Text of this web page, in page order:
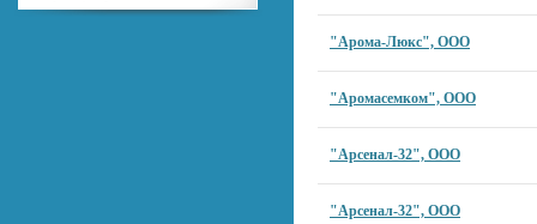
"Арома-Люкс", ООО
"Аромасемком", ООО
"Арсенал-32", ООО
"Арсенал-32", ООО